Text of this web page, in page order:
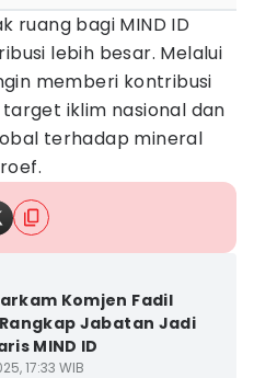
ruang bagi MIND ID
lebih besar. Melalui
memberi kontribusi
iklim nasional dan
terhadap mineral
Komjen Fadil
Jabatan Jadi
MIND ID
17:33 WIB